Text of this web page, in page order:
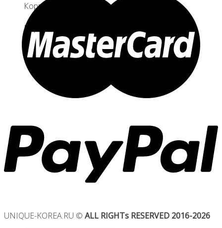
Корзина
Корзина пуста.
UNIQUE-KOREA.RU © ALL RIGHTs RESERVED 2016-2026